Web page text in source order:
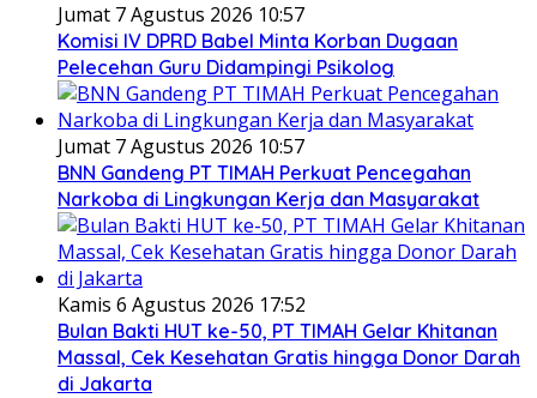
Jumat 7 Agustus 2026 10:57
Komisi IV DPRD Babel Minta Korban Dugaan
Pelecehan Guru Didampingi Psikolog
Jumat 7 Agustus 2026 10:57
BNN Gandeng PT TIMAH Perkuat Pencegahan
Narkoba di Lingkungan Kerja dan Masyarakat
Kamis 6 Agustus 2026 17:52
Bulan Bakti HUT ke-50, PT TIMAH Gelar Khitanan
Massal, Cek Kesehatan Gratis hingga Donor Darah
di Jakarta